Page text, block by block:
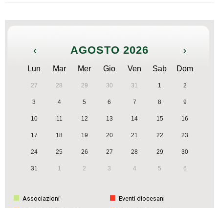
‹ AGOSTO 2026 ›
Lun Mar Mer Gio Ven Sab Dom
27 28 29 30 31 1 2
3 4 5 6 7 8 9
10 11 12 13 14 15 16
17 18 19 20 21 22 23
24 25 26 27 28 29 30
31 1 2 3 4 5 6
Associazioni
Eventi diocesani